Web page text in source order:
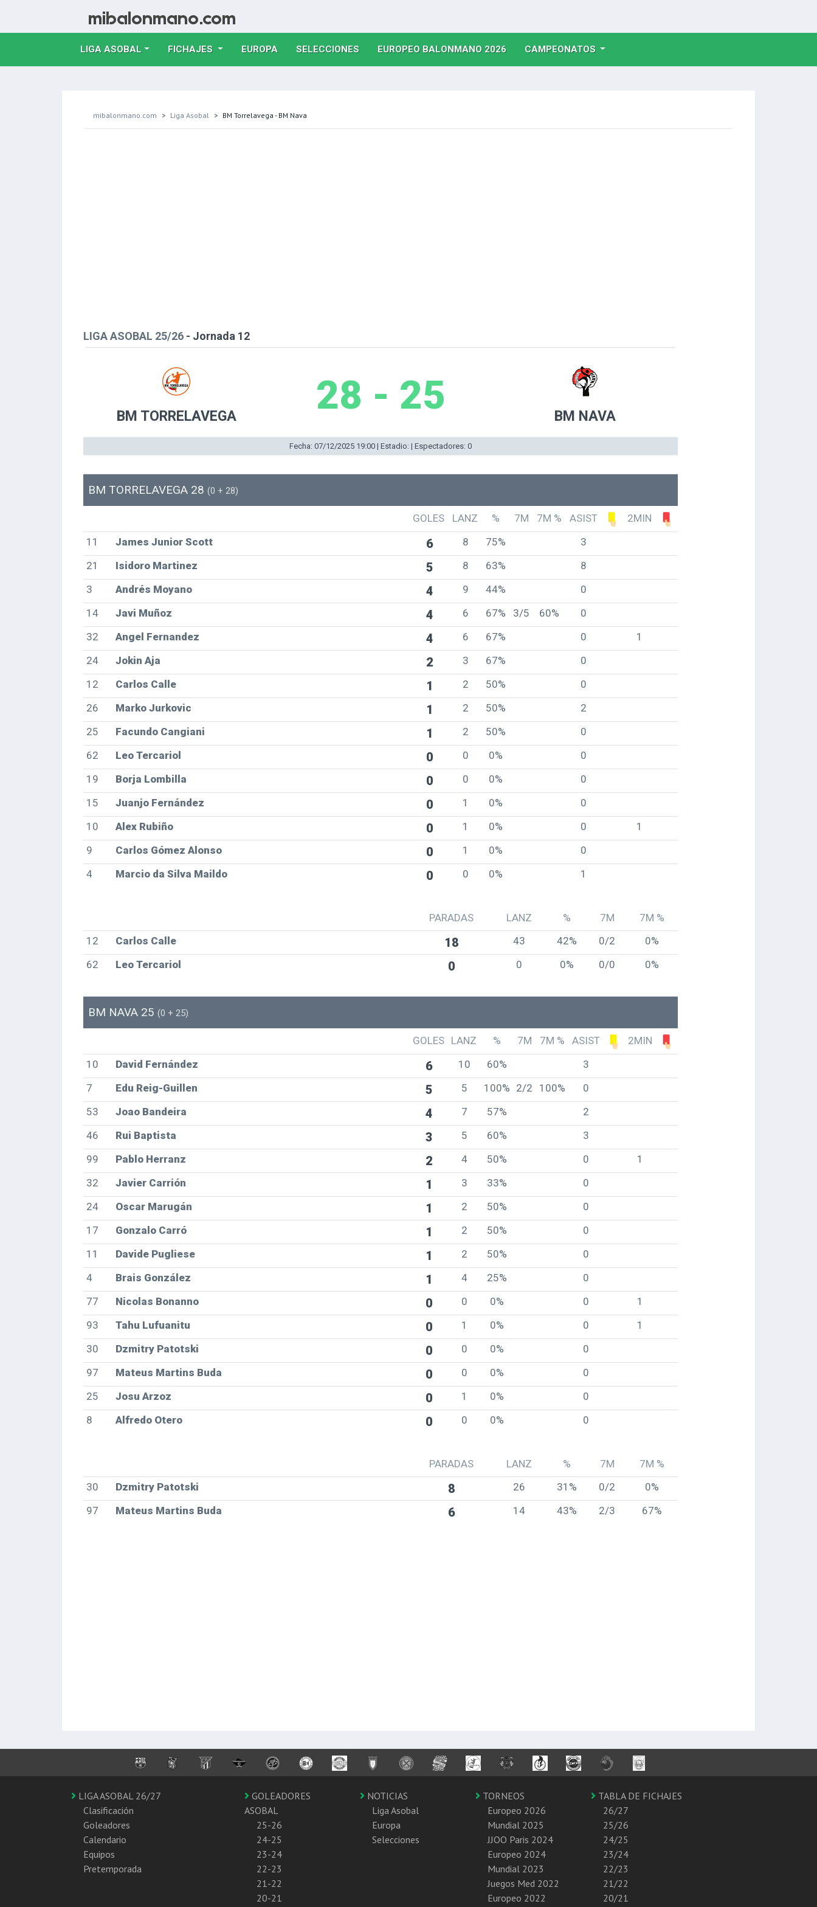
LIGA ASOBAL FICHAJES EUROPA(CURRENT)
SELECCIONES(CURRENT)
EUROPEO BALONMANO 2026(CURRENT)
CAMPEONATOS
mibalonmano.com Liga Asobal BM Torrelavega - BM Nava
LIGA ASOBAL 25/26 - Jornada 12
BM TORRELAVEGA 28 - 25 BM NAVA
Fecha: 07/12/2025 19:00 | Estadio: | Espectadores: 0
BM TORRELAVEGA 28 (0 + 28)
GOLES LANZ % 7M 7M % ASIST
2MIN
11
James Junior Scott 6 8 75%
3
21
Isidoro Martinez 5 8 63%
8
3
Andrés Moyano 4 9 44%
0
14
Javi Muñoz 4 6 67% 3/5 60%
0
32
Angel Fernandez 4 6 67% 0
1
24
Jokin Aja 2 3 67%
0
12
Carlos Calle 1 2 50%
0
26
Marko Jurkovic 1 2 50%
2
25
Facundo Cangiani 1 2 50%
0
62
Leo Tercariol 0 0 0%
0
19
Borja Lombilla 0 0 0%
0
15
Juanjo Fernández 0 1 0%
0
10
Alex Rubiño 0 1 0% 0
1
9
Carlos Gómez Alonso 0 1 0%
0
4
Marcio da Silva Maildo 0 0 0% 1
PARADAS LANZ % 7M
7M %
12
Carlos Calle 18 43 42% 0/2
0%
62
Leo Tercariol 0 0 0% 0/0 0%
BM NAVA 25 (0 + 25)
GOLES LANZ % 7M 7M % ASIST
2MIN
10
David Fernández 6 10 60%
3
7
Edu Reig-Guillen 5 5 100% 2/2 100%
0
53
Joao Bandeira 4 7 57%
2
46
Rui Baptista 3 5 60%
3
99
Pablo Herranz 2 4 50% 0
1
32
Javier Carrión 1 3 33%
0
24
Oscar Marugán 1 2 50%
0
17
Gonzalo Carró 1 2 50%
0
11
Davide Pugliese 1 2 50%
0
4
Brais González 1 4 25%
0
77
Nicolas Bonanno 0 0 0% 0
1
93
Tahu Lufuanitu 0 1 0% 0
1
30
Dzmitry Patotski 0 0 0%
0
97
Mateus Martins Buda 0 0 0%
0
25
Josu Arzoz 0 1 0%
0
8
Alfredo Otero 0 0 0% 0
PARADAS LANZ % 7M
7M %
30
Dzmitry Patotski 8 26 31% 0/2
0%
97
Mateus Martins Buda 6 14 43% 2/3 67%
LIGA ASOBAL 26/27
Clasificación
Goleadores
Calendario
Equipos
Pretemporada
GOLEADORES
ASOBAL
25-26
24-25
23-24
22-23
21-22
20-21
NOTICIAS
Liga Asobal
Europa
Selecciones
TORNEOS
Europeo 2026
Mundial 2025
JJOO Paris 2024
Europeo 2024
Mundial 2023
Juegos Med 2022
Europeo 2022
TABLA DE FICHAJES
26/27
25/26
24/25
23/24
22/23
21/22
20/21